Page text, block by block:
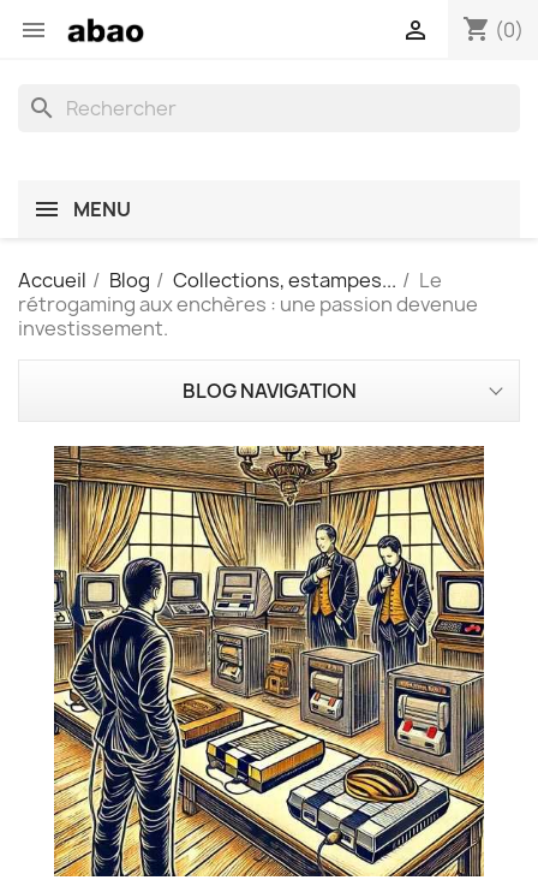
 shopping_cart (0)

search
MENU
Accueil Blog Collections, estampes...
Le
rétrogaming aux enchères : une passion devenue
investissement.
BLOG NAVIGATION